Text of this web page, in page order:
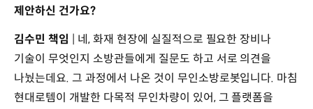
제안하신 건가요?
김수민 책임 | 네, 화재 현장에 실질적으로 필요한 장비나
기술이 무엇인지 소방관들에게 질문도 하고 서로 의견을
나눴는데요. 그 과정에서 나온 것이 무인소방로봇입니다. 마침
현대로템이 개발한 다목적 무인차량이 있어, 그 플랫폼을